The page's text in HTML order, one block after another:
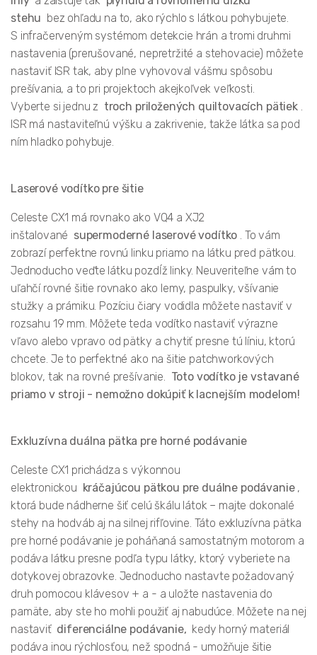
stehu bez ohľadu na to, ako rýchlo s látkou pohybujete.
S infračerveným systémom detekcie hrán a tromi druhmi
nastavenia (prerušované, nepretržité a stehovacie) môžete
nastaviť ISR tak, aby plne vyhovoval vášmu spôsobu
prešívania, a to pri projektoch akejkoľvek veľkosti.
Vyberte si jednu z troch priložených quiltovacích pätiek.
ISR má nastaviteľnú výšku a zakrivenie, takže látka sa pod
ním hladko pohybuje.
Laserové vodítko pre šitie
Celeste CX1 má rovnako ako VQ4 a XJ2
inštalované supermoderné laserové vodítko . To vám
zobrazí perfektne rovnú linku priamo na látku pred pätkou.
Jednoducho veďte látku pozdĺž linky. Neuveriteľne vám to
uľahčí rovné šitie rovnako ako lemy, paspulky, všívanie
stužky a prámiku. Pozíciu čiary vodidla môžete nastaviť v
rozsahu 19 mm. Môžete teda vodítko nastaviť výrazne
vľavo alebo vpravo od pätky a chytiť presne tú líniu, ktorú
chcete. Je to perfektné ako na šitie patchworkových
blokov, tak na rovné prešívanie. Toto vodítko je vstavané
priamo v stroji - nemožno dokúpiť k lacnejším modelom!
Exkluzívna duálna pätka pre horné podávanie
Celeste CX1 prichádza s výkonnou
elektronickou kráčajúcou pätkou pre duálne podávanie,
ktorá bude nádherne šiť celú škálu látok – majte dokonalé
stehy na hodváb aj na silnej rifľovine. Táto exkluzívna pätka
pre horné podávanie je poháňaná samostatným motorom a
podáva látku presne podľa typu látky, ktorý vyberiete na
dotykovej obrazovke. Jednoducho nastavte požadovaný
druh pomocou klávesov + a - a uložte nastavenia do
pamäte, aby ste ho mohli použiť aj nabudúce. Môžete na nej
nastaviť diferenciálne podávanie, kedy horný materiál
podáva inou rýchlosťou, než spodná - umožňuje šitie